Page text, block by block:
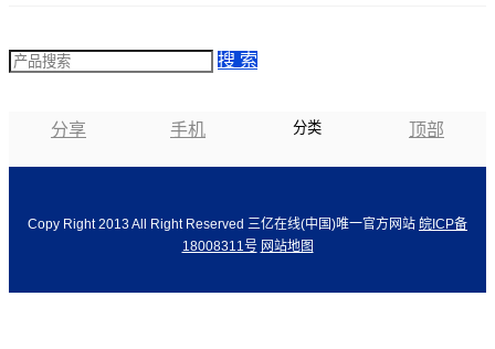
搜 索
分享 手机 分类 顶部
Copy Right 2013 All Right Reserved 三亿在线(中国)唯一官方网站 皖ICP备
18008311号 网站地图